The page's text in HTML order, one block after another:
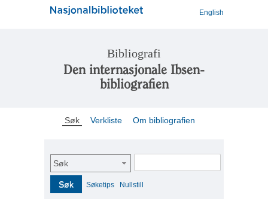
English
Bibliografi
Den internasjonale Ibsen-
bibliografien
Søk Verkliste Om bibliografien
Søk
Søk Søketips Nullstill